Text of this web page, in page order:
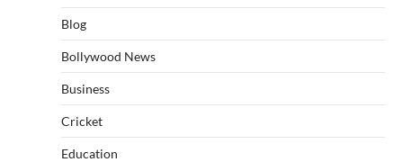
Blog
Bollywood News
Business
Cricket
Education